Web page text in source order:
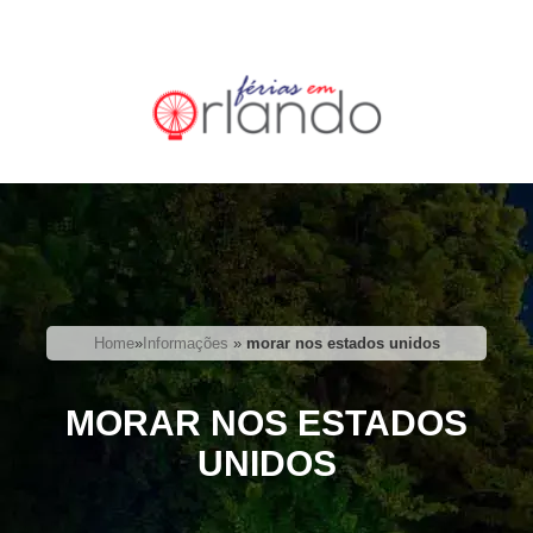
Home»Informações » morar nos estados unidos
MORAR NOS ESTADOS
UNIDOS